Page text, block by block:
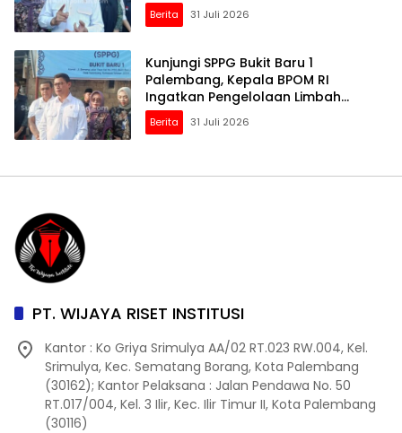
Berita 31 Juli 2026
Kunjungi SPPG Bukit Baru 1
Palembang, Kepala BPOM RI
Ingatkan Pengelolaan Limbah
Jangan Dianggap Sepele
Berita 31 Juli 2026
PT. WIJAYA RISET INSTITUSI
Kantor : Ko Griya Srimulya AA/02 RT.023 RW.004, Kel.
Srimulya, Kec. Sematang Borang, Kota Palembang
(30162); Kantor Pelaksana : Jalan Pendawa No. 50
RT.017/004, Kel. 3 Ilir, Kec. Ilir Timur II, Kota Palembang
(30116)